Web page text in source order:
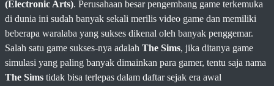
(Electronic Arts). Perusahaan besar pengembang game terkemuka
di dunia ini sudah banyak sekali merilis video game dan memiliki
beberapa waralaba yang sukses dikenal oleh banyak penggemar.
Salah satu game sukses-nya adalah The Sims, jika ditanya game
simulasi yang paling banyak dimainkan para gamer, tentu saja nama
The Sims tidak bisa terlepas dalam daftar sejak era awal